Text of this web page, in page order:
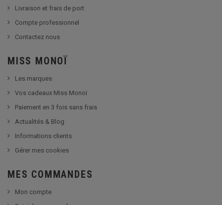
Livraison et frais de port
Compte professionnel
Contactez nous
MISS MONOÏ
Les marques
Vos cadeaux Miss Monoï
Paiement en 3 fois sans frais
Actualités & Blog
Informations clients
Gérer mes cookies
MES COMMANDES
Mon compte